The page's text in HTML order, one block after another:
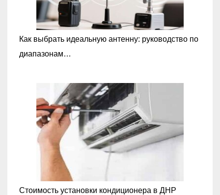
Как выбрать идеальную антенну: руководство по
диапазонам…
Стоимость установки кондиционера в ДНР